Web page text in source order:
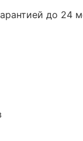
до 24